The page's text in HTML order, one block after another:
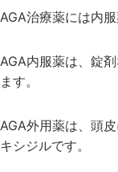
AGA治療薬には内
AGA内服薬は、錠
ます。
AGA外用薬は、頭
キシジルです。